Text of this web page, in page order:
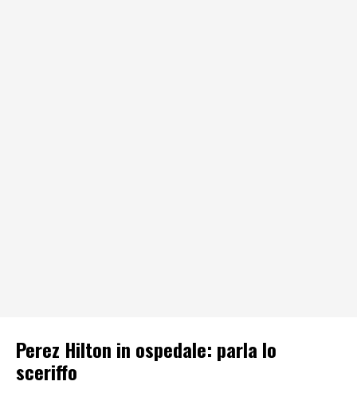
Perez Hilton in ospedale: parla lo
sceriffo